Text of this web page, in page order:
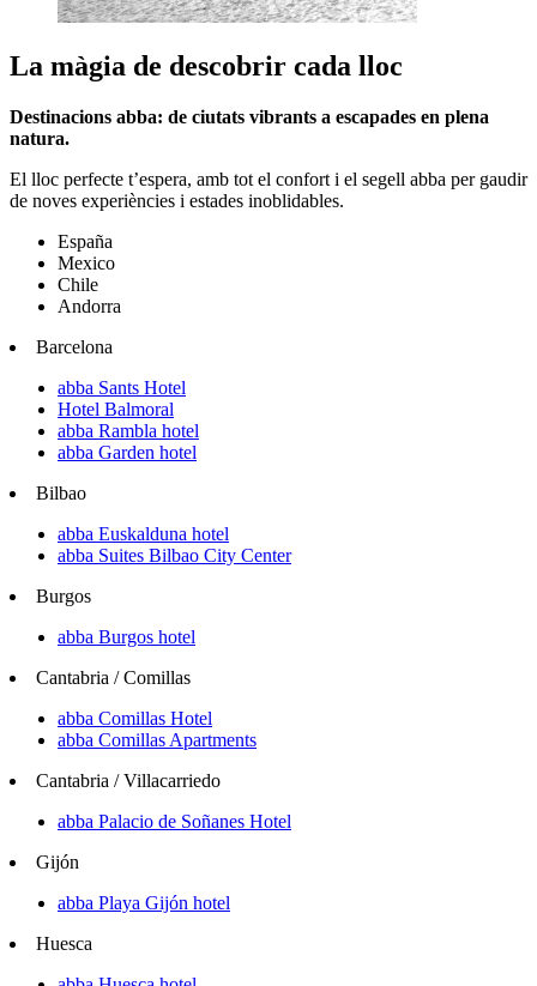
La màgia de descobrir cada lloc
Destinacions abba: de ciutats vibrants a escapades en plena
natura.
El lloc perfecte t’espera, amb tot el confort i el segell abba per gaudir
de noves experiències i estades inoblidables.
España
Mexico
Chile
Andorra
Barcelona
abba Sants Hotel
Hotel Balmoral
abba Rambla hotel
abba Garden hotel
Bilbao
abba Euskalduna hotel
abba Suites Bilbao City Center
Burgos
abba Burgos hotel
Cantabria / Comillas
abba Comillas Hotel
abba Comillas Apartments
Cantabria / Villacarriedo
abba Palacio de Soñanes Hotel
Gijón
abba Playa Gijón hotel
Huesca